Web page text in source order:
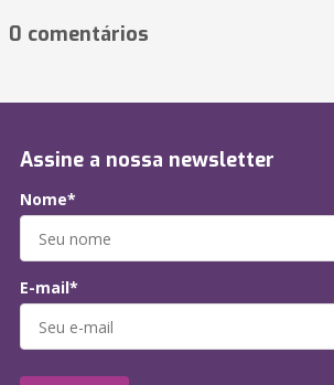
0 comentários
Assine a nossa newsletter
Nome*
E-mail*